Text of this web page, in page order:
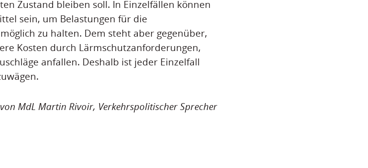
Zustand bleiben soll. In Einzelfällen können
sein, um Belastungen für die
zu halten. Dem steht aber gegenüber,
Kosten durch Lärmschutzanforderungen,
anfallen. Deshalb ist jeder Einzelfall
MdL Martin Rivoir, Verkehrspolitischer Sprecher